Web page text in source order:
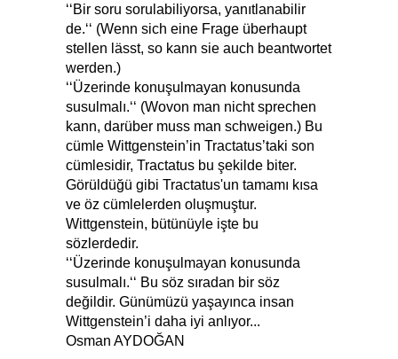
‘‘Bir soru sorulabiliyorsa, yanıtlanabilir
de.‘‘ (Wenn sich eine Frage überhaupt
stellen lässt, so kann sie auch beantwortet
werden.)
‘‘Üzerinde konuşulmayan konusunda
susulmalı.‘‘ (Wovon man nicht sprechen
kann, darüber muss man schweigen.) Bu
cümle Wittgenstein’in Tractatus’taki son
cümlesidir, Tractatus bu şekilde biter.
Görüldüğü gibi Tractatus'un tamamı kısa
ve öz cümlelerden oluşmuştur.
Wittgenstein, bütünüyle işte bu
sözlerdedir.
‘‘Üzerinde konuşulmayan konusunda
susulmalı.‘‘ Bu söz sıradan bir söz
değildir. Günümüzü yaşayınca insan
Wittgenstein’i daha iyi anlıyor...
Osman AYDOĞAN